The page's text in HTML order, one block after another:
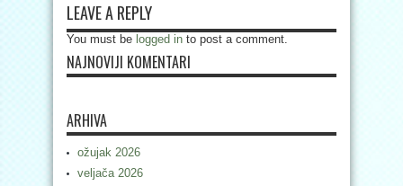
LEAVE A REPLY
You must be logged in to post a comment.
NAJNOVIJI KOMENTARI
ARHIVA
ožujak 2026
veljača 2026